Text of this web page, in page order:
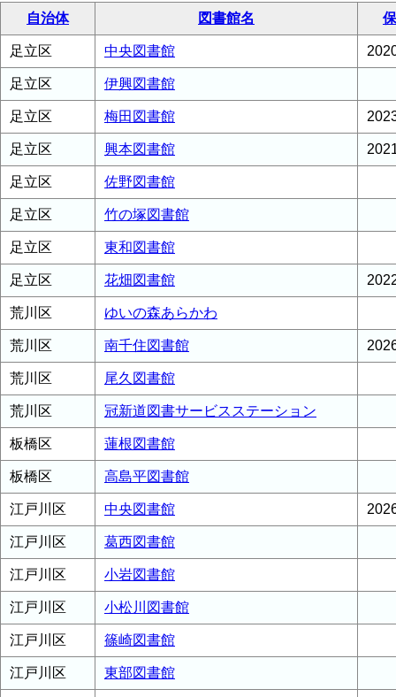
自治体
図書館名
足立区 中央図書館
足立区 伊興図書館
足立区 梅田図書館
足立区 興本図書館
足立区 佐野図書館
足立区 竹の塚図書館
足立区 東和図書館
足立区 花畑図書館
荒川区 ゆいの森あらかわ
荒川区 南千住図書館
荒川区 尾久図書館
荒川区 冠新道図書サービスステーション
板橋区 蓮根図書館
板橋区 高島平図書館
江戸川区 中央図書館
江戸川区 葛西図書館
江戸川区 小岩図書館
江戸川区 小松川図書館
江戸川区 篠崎図書館
江戸川区 東部図書館